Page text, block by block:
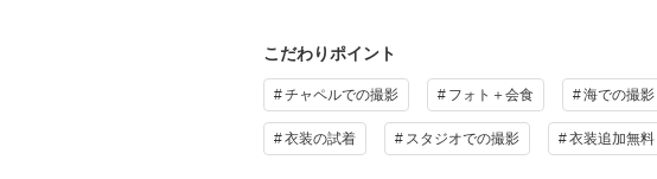
その他含むもの
全データレタッチ付き
こだわりポイント
チャペルでの撮影 フォト＋会食 海での撮影
衣装の試着 スタジオでの撮影 衣装追加無料